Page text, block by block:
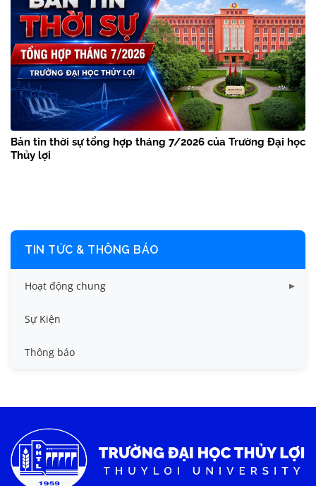
Bản tin thời sự tổng hợp tháng 7/2026 của Trường Đại học
Thủy lợi
TIN TỨC & THÔNG BÁO
Hoạt động chung
Tin công tác sinh viên
Tin đào tạo
Tin tức chung
Sự Kiện
Thông báo